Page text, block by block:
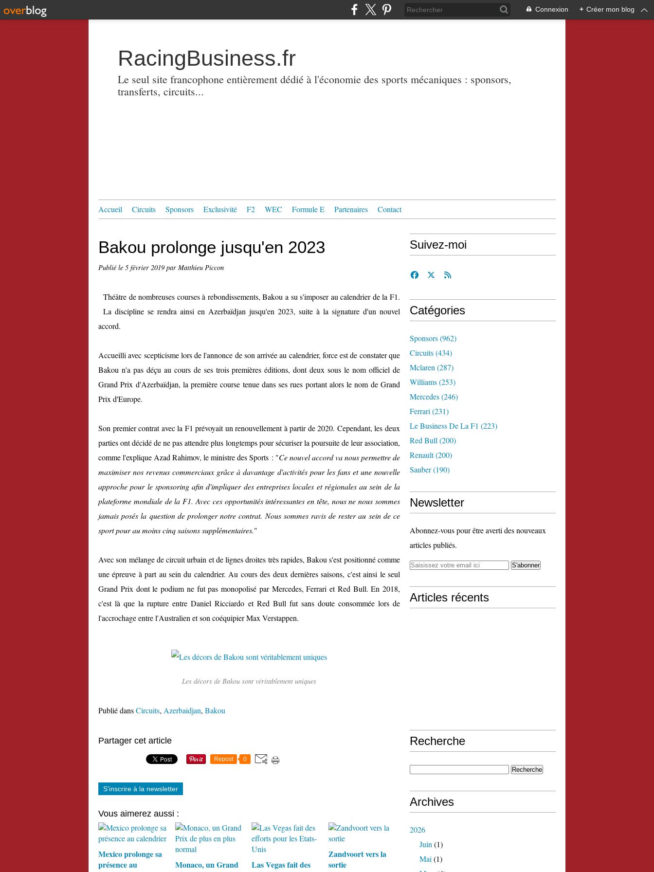
Connexion + Créer mon blog
RacingBusiness.fr
Le seul site francophone entièrement dédié à l'économie des sports mécaniques : sponsors,
transferts, circuits...
Accueil Circuits Sponsors Exclusivité F2 WEC Formule E Partenaires Contact
Bakou prolonge jusqu'en 2023
Publié le 5 février 2019 par Matthieu Piccon
Théâtre de nombreuses courses à rebondissements, Bakou a su s'imposer au calendrier de la F1.
La discipline se rendra ainsi en Azerbaïdjan jusqu'en 2023, suite à la signature d'un nouvel
accord.
Accueilli avec scepticisme lors de l'annonce de son arrivée au calendrier, force est de constater que
Bakou n'a pas déçu au cours de ses trois premières éditions, dont deux sous le nom officiel de
Grand Prix d'Azerbaïdjan, la première course tenue dans ses rues portant alors le nom de Grand
Prix d'Europe.
Son premier contrat avec la F1 prévoyait un renouvellement à partir de 2020. Cependant, les deux
parties ont décidé de ne pas attendre plus longtemps pour sécuriser la poursuite de leur association,
comme l'explique Azad Rahimov, le ministre des Sports : "Ce nouvel accord va nous permettre de
maximiser nos revenus commerciaux grâce à davantage d'activités pour les fans et une nouvelle
approche pour le sponsoring afin d'impliquer des entreprises locales et régionales au sein de la
plateforme mondiale de la F1. Avec ces opportunités intéressantes en tête, nous ne nous sommes
jamais posés la question de prolonger notre contrat. Nous sommes ravis de rester au sein de ce
sport pour au moins cinq saisons supplémentaires."
Avec son mélange de circuit urbain et de lignes droites très rapides, Bakou s'est positionné comme
une épreuve à part au sein du calendrier. Au cours des deux dernières saisons, c'est ainsi le seul
Grand Prix dont le podium ne fut pas monopolisé par Mercedes, Ferrari et Red Bull. En 2018,
c'est là que la rupture entre Daniel Ricciardo et Red Bull fut sans doute consommée lors de
l'accrochage entre l'Australien et son coéquipier Max Verstappen.
Les décors de Bakou sont véritablement uniques
Publié dansCircuits, Azerbaidjan, Bakou
Partager cet article
Repost 0
S'inscrire à la newsletter
Vous aimerez aussi :
Mexico prolonge sa
présence au
Monaco, un Grand
Las Vegas fait des
Zandvoort vers la
sortie
Suivez-moi
Catégories
Sponsors(962)
Circuits(434)
Mclaren (287)
Williams(253)
Mercedes(246)
Ferrari (231)
Le Business De La F1 (223)
Red Bull (200)
Renault(200)
Sauber(190)
Newsletter
Abonnez-vous pour être averti des nouveaux
articles publiés.
Articles récents
Recherche
Archives
2026
Juin (1)
Mai (1)